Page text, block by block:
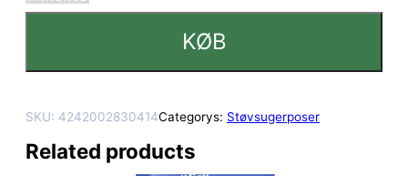
KØB
SKU: 4242002830414Categorys: Støvsugerposer
Related products